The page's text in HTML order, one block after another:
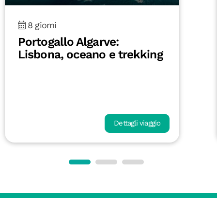
8 giorni
Portogallo Algarve:
Lisbona, oceano e trekking
Dettagli viaggio